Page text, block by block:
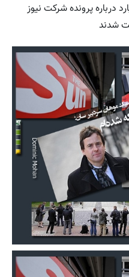
درباره پرونده شرکت نیوز
شدند